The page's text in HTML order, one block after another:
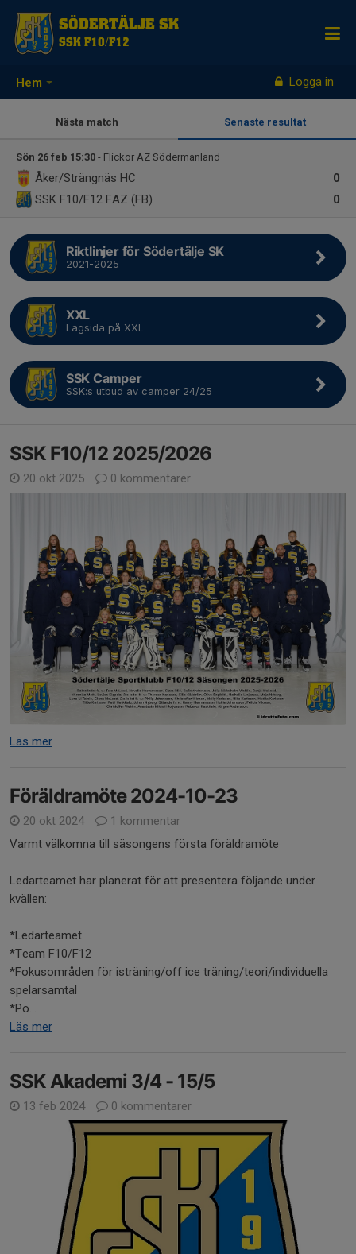
Hem Logga in
SÖDERTÄLJE SK
SSK F10/F12
Nästa match Senaste resultat
Sön 26 feb 15:30 - Flickor AZ Södermanland
0
Åker/Strängnäs HC
0
SSK F10/F12 FAZ (FB)
Riktlinjer för Södertälje SK
2021-2025
XXL
Lagsida på XXL
SSK Camper
SSK:s utbud av camper 24/25
SSK F10/12 2025/2026
20 okt 2025 0 kommentarer
Läs mer
Föräldramöte 2024-10-23
20 okt 2024
1 kommentar
Varmt välkomna till säsongens första föräldramöte
Ledarteamet har planerat för att presentera följande under
kvällen:
*Ledarteamet
*Team F10/F12
*Fokusområden för isträning/off ice träning/teori/individuella
spelarsamtal
*Po...
Läs mer
SSK Akademi 3/4 - 15/5
13 feb 2024 0 kommentarer